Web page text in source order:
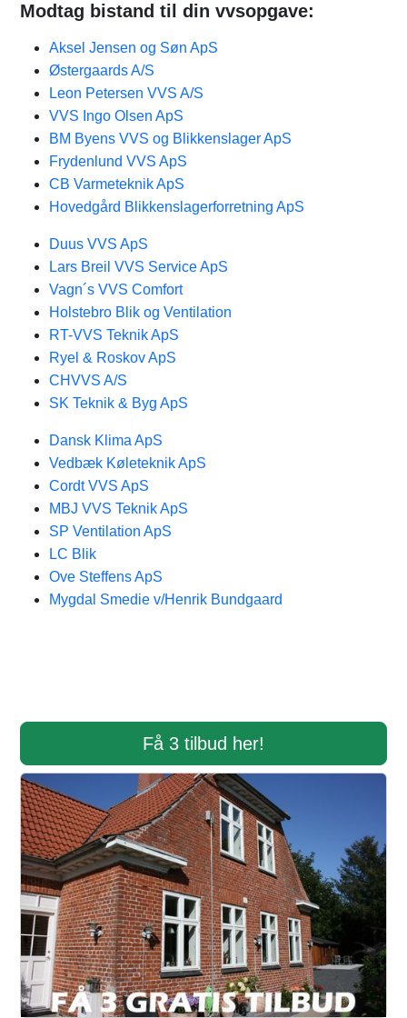
Modtag bistand til din vvsopgave:
Aksel Jensen og Søn ApS
Østergaards A/S
Leon Petersen VVS A/S
VVS Ingo Olsen ApS
BM Byens VVS og Blikkenslager ApS
Frydenlund VVS ApS
CB Varmeteknik ApS
Hovedgård Blikkenslagerforretning ApS
Duus VVS ApS
Lars Breil VVS Service ApS
Vagn´s VVS Comfort
Holstebro Blik og Ventilation
RT-VVS Teknik ApS
Ryel & Roskov ApS
CHVVS A/S
SK Teknik & Byg ApS
Dansk Klima ApS
Vedbæk Køleteknik ApS
Cordt VVS ApS
MBJ VVS Teknik ApS
SP Ventilation ApS
LC Blik
Ove Steffens ApS
Mygdal Smedie v/Henrik Bundgaard
Få 3 tilbud her!